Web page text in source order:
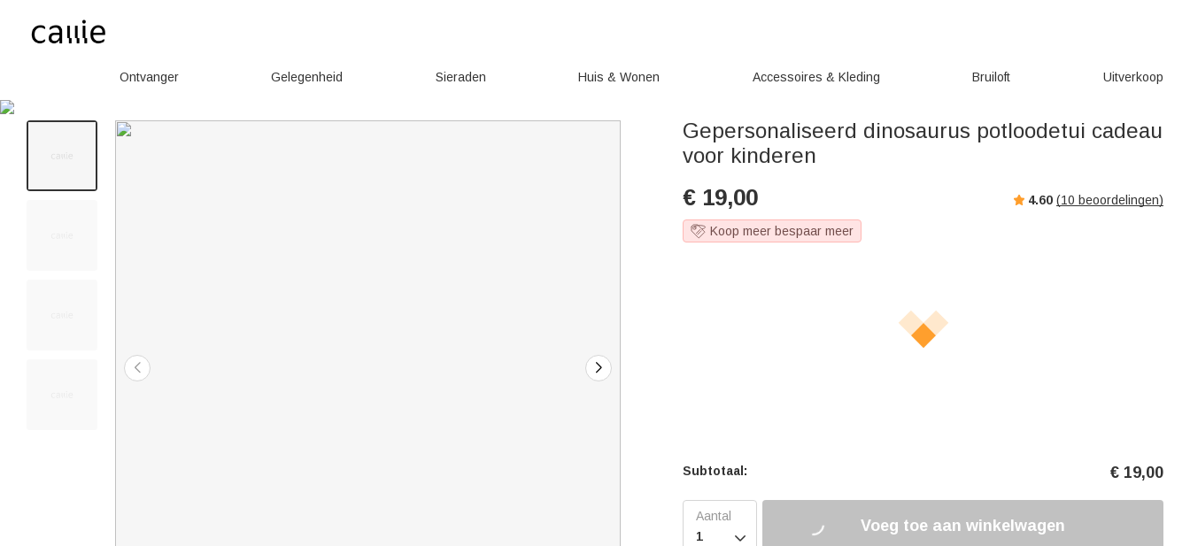
Ontvanger Gelegenheid Sieraden Huis & Wonen Accessoires & Kleding Bruiloft Uitverkoop
Gepersonaliseerd dinosaurus potloodetui cadeau
voor kinderen
€ 19,00 4.60 (10 beoordelingen)
Koop meer bespaar meer
Subtotaal: € 19,00

Voeg toe aan winkelwagen